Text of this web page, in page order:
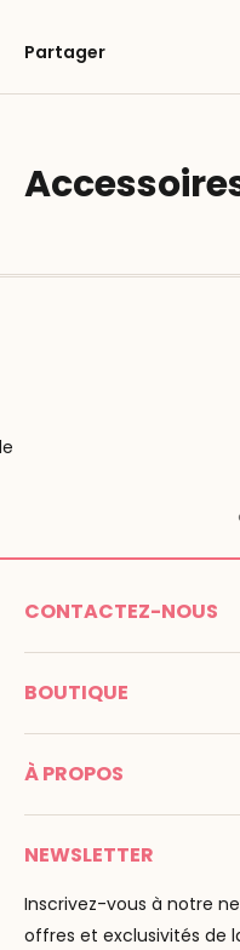
Partager
14
CONTACTEZ-NOUS
MONTESSORI SPIRIT
Promenade Jean Dalba
Tél : 05 53 61 21 26
Email :
BOUTIQUE
C G V
Mentions légales
Paiement
Livraison
F.A.Q
À PROPOS
Montessori Spirit
Maria Montessori
La pédagogie
Nos marques
NEWSLETTER
Inscrivez-vous à notre
offres et exclusivités de